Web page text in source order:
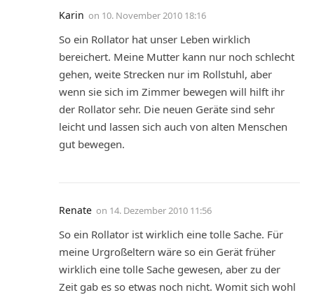
Karin on 10. November 2010 18:16
So ein Rollator hat unser Leben wirklich
bereichert. Meine Mutter kann nur noch schlecht
gehen, weite Strecken nur im Rollstuhl, aber
wenn sie sich im Zimmer bewegen will hilft ihr
der Rollator sehr. Die neuen Geräte sind sehr
leicht und lassen sich auch von alten Menschen
gut bewegen.
Renate on 14. Dezember 2010 11:56
So ein Rollator ist wirklich eine tolle Sache. Für
meine Urgroßeltern wäre so ein Gerät früher
wirklich eine tolle Sache gewesen, aber zu der
Zeit gab es so etwas noch nicht. Womit sich wohl